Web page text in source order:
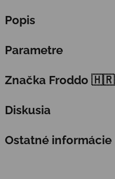
Popis
Parametre
Značka Froddo 🇭🇷
Diskusia
Ostatné informácie